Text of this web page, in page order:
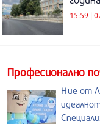
15:59 |
Професионално
Ние от